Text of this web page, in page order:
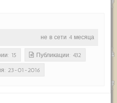
не в сети 4 месяца
15 Публикации: 432
23-01-2016